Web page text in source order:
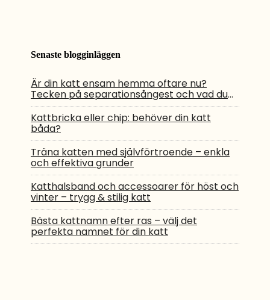
Senaste blogginläggen
Är din katt ensam hemma oftare nu?
Tecken på separationsångest och vad du
kan gö
Kattbricka eller chip: behöver din katt
båda?
Träna katten med självförtroende – enkla
och effektiva grunder
Katthalsband och accessoarer för höst och
vinter – trygg & stilig katt
Bästa kattnamn efter ras – välj det
perfekta namnet för din katt